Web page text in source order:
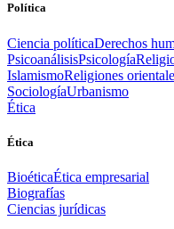
Política
Ciencia políticaDerechos
PsicoanálisisPsicología
IslamismoReligiones
SociologíaUrbanismo
Ética
Ética
BioéticaÉtica empresarial
Biografías
Ciencias jurídicas